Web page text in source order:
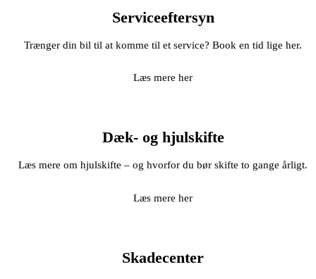
Serviceeftersyn
Trænger din bil til at komme til et service? Book en tid lige her.
Læs mere her
Dæk- og hjulskifte
Læs mere om hjulskifte – og hvorfor du bør skifte to gange årligt.
Læs mere her
Skadecenter